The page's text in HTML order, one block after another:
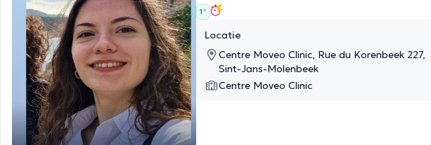
1 '
Locatie
Centre Moveo Clinic, Rue du Korenbeek 227,
Sint-Jans-Molenbeek
Centre Moveo Clinic